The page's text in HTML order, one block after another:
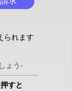
られます
ょう-
すと